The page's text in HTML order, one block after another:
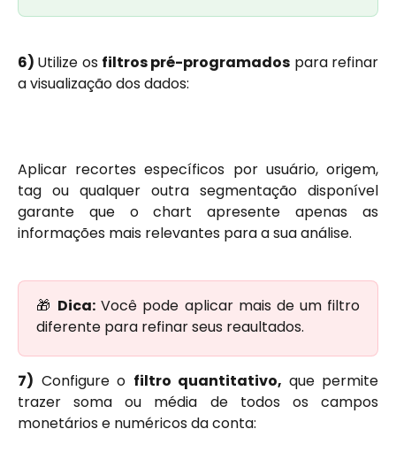
6) Utilize os filtros pré-programados para refinar
a visualização dos dados:
Aplicar recortes específicos por usuário, origem,
tag ou qualquer outra segmentação disponível
garante que o chart apresente apenas as
informações mais relevantes para a sua análise.
🎁 Dica: Você pode aplicar mais de um filtro
diferente para refinar seus reaultados.
7) Configure o filtro quantitativo, que permite
trazer soma ou média de todos os campos
monetários e numéricos da conta: